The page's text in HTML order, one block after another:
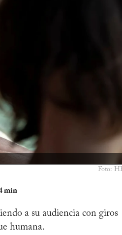
Foto:
min
a su audiencia con giros
humana.